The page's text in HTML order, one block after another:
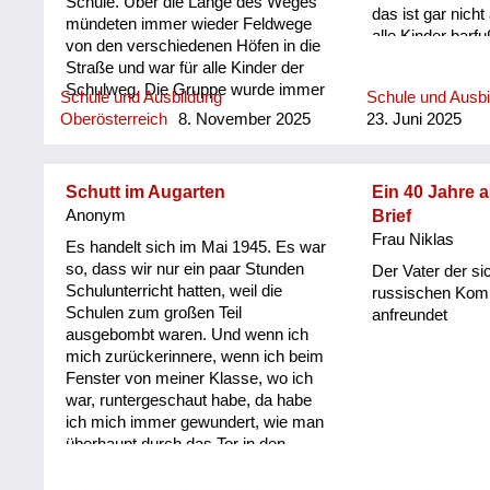
mündeten immer wieder Feldwege
von den verschiedenen Höfen in die
Straße und war für alle Kinder der
Schulweg. Die Gruppe wurde immer
größer, und es war nie fad auf dem
genagelte Schuhe und Wollsocken
an, die dann im Klassenzimmer zum
Trocknen auf einer Stange, die
oberhalb des Kohleofens angebracht
war, aufgehängt wurden. Den
Geruch dieser nassen Wollsocken
habe ich heute noch in der Nase. Auf
jeden Fall hatten wir jeden Tag genug
Bewegung und kamen mit viel
angereichertem Sauerstoff zum
Unterricht.
Schule und Ausbildung
Oberösterreich
8. November 2025
das ist gar nicht
alle Kinder
auch noch in
Volksschule,
Klasse
geschaut, dass
aufgeben muss,
nicht
dem Lehrer
dort hat er
Schule und
23. Juni 2025
Schutt im Augarten
Anonym
Es handelt sich im Mai 1945. Es war
so, dass wir nur ein paar Stunden
Schulunterricht hatten, weil die
Schulen zum großen Teil
ausgebombt waren. Und wenn ich
mich zurückerinnere, wenn ich beim
Fenster von meiner Klasse, wo ich
war, runtergeschaut habe, da habe
ich mich immer gewundert, wie man
überhaupt durch das Tor in den
Ein 40 Jahre
Brief
Frau Niklas
Der Vater der
russischen
anfreundet